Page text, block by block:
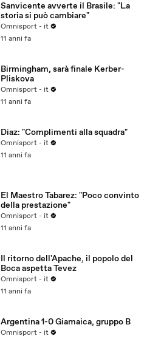
Sanvicente avverte il Brasile: "La
storia si può cambiare"
Omnisport - it
11 anni fa
Birmingham, sarà finale Kerber-
Pliskova
Omnisport - it
11 anni fa
Diaz: "Complimenti alla squadra"
Omnisport - it
11 anni fa
El Maestro Tabarez: "Poco convinto
della prestazione"
Omnisport - it
11 anni fa
Il ritorno dell'Apache, il popolo del
Boca aspetta Tevez
Omnisport - it
11 anni fa
Argentina 1-0 Giamaica, gruppo B
Omnisport - it